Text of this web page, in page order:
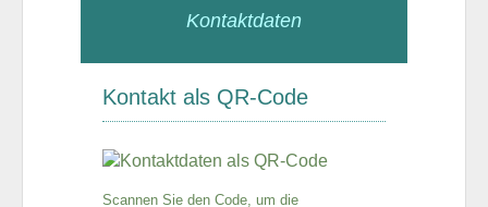
Kontaktdaten
Kontakt als QR-Code
Scannen Sie den Code, um die